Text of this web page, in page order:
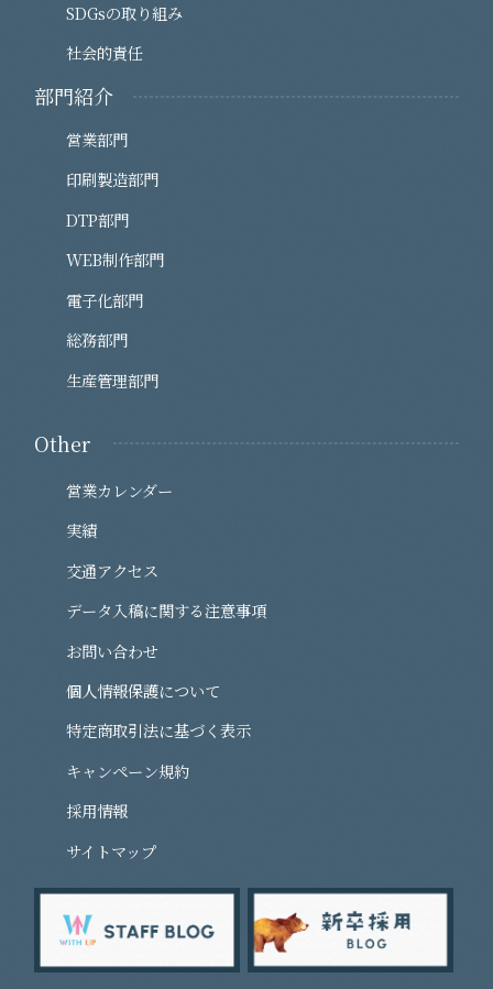
SDGsの取り組み
社会的責任
部門紹介
営業部門
印刷製造部門
DTP部門
WEB制作部門
電子化部門
総務部門
生産管理部門
Other
営業カレンダー
実績
交通アクセス
データ入稿に関する注意事項
お問い合わせ
個人情報保護について
特定商取引法に基づく表示
キャンペーン規約
採用情報
サイトマップ